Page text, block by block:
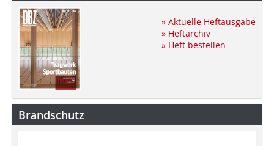
» Aktuelle Heftausgabe
» Heftarchiv
» Heft bestellen
Brandschutz